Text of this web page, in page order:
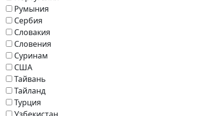
Румыния
Сербия
Словакия
Словения
Суринам
США
Тайвань
Тайланд
Турция